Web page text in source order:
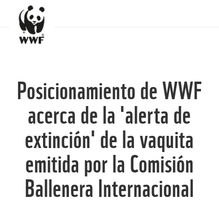
Posicionamiento de WWF
acerca de la 'alerta de
extinción' de la vaquita
emitida por la Comisión
Ballenera Internacional